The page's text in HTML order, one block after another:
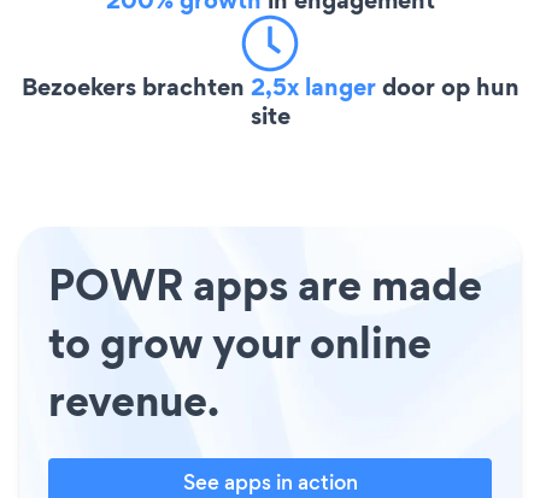
Bezoekers brachten 2,5x langerdoor op hun
site
POWR apps are made
to grow your online
revenue.
See apps in action